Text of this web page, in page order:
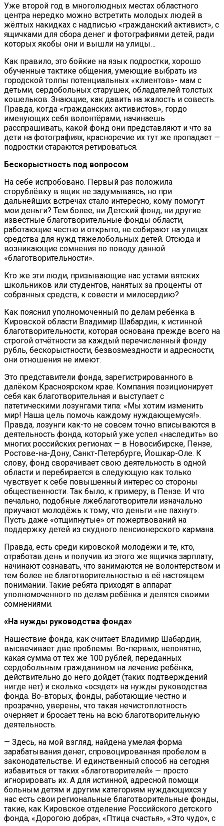
Уже второй год в многолюдных местах областного
центра нередко можно встретить молодых людей в
жёлтых накидках с надписью «гражданский активист», с
ящичками для сбора денег и фотографиями детей, ради
которых якобы они и вышли на улицы…
Как правило, это бойкие на язык подростки, хорошо
обученные тактике общения, умеющие выбрать из
городской толпы потенциальных «клиентов»- мам с
детьми, сердобольных старушек, обладателей толстых
кошельков. Знающие, как давить на жалость и совесть.
Правда, когда «гражданских активистов», гордо
именующих себя волонтёрами, начинаешь
расспрашивать, какой фонд они представляют и что за
дети на фотографиях, красноречие их тут же пропадает —
подростки стараются ретироваться.
Бескорыстность под вопросом
На себе испробовано. Первый раз положила
сторублёвку в ящик не задумываясь, но при
дальнейших встречах стало интересно, кому помогут
мои деньги? Тем более, ни Детский фонд, ни другие
известные благотворительные фонды области,
работающие честно и открыто, не собирают на улицах
средства для нужд тяжелобольных детей. Отсюда и
возникающие сомнения по поводу данной
«благотворительности».
Кто же эти люди, призывающие нас устами вятских
школьников или студентов, нанятых за проценты от
собранных средств, к совести и милосердию?
Как пояснил уполномоченный по делам ребёнка в
Кировской области Владимир Шабардин, к истинной
благотворительности, которая основана прежде всего на
строгой отчётности за каждый перечисленный фонду
рубль, бескорыстности, безвозмездности и адресности,
они отношения не имеют.
Это представители фонда, зарегистрированного в
далёком Красноярском крае. Компания позиционирует
себя как благотворительная и выступает с
патетическими лозунгами типа: «Мы хотим изменить
мир! Наша цель помочь каждому нуждающемуся!».
Правда, лозунги как-то не совсем точно вписываются в
деятельность фонда, который уже успел «наследить» во
многих российских регионах — в Новосибирске, Пензе,
Ростове-на-Дону, Санкт-Петербурге, Йошкар-Оле. К
слову, фонд сворачивает свою деятельность в одной
области и перебирается в следующую как только
чувствует к себе повышенный интерес со стороны
общественности. Так было, к примеру, в Пензе. И что
печально, подобные лжеблаготворители изначально
приучают молодёжь к тому, что деньги «не пахнут».
Пусть даже «отщипнутые» от пожертвований на
поддержку детей из скудного пенсионерского кармана.
Правда, есть среди кировской молодёжи и те, кто,
отработав день и получив из этого же ящичка зарплату,
начинают сознавать, что занимаются не волонтёрством и
тем более не благотворительностью в её настоящем
понимании. Такие ребята приходят в аппарат
уполномоченного по делам ребёнка и делятся своими
сомнениями.
«На нужды руководства фонда»
Нашествие фонда, как считает Владимир Шабардин,
высвечивает две проблемы. Во-первых, непонятно,
какая сумма от тех же 100 рублей, переданных
сердобольным гражданином на лечение ребёнка,
действительно до него дойдёт (таких подтверждений
нигде нет) и сколько «осядет» на нужды руководства
фонда. Во-вторых, фонды, работающие честно и
прозрачно, уверены, что такая нечистоплотность
очерняет и бросает тень на всю благотворительную
деятельность.
— Здесь, на мой взгляд, найдена умелая форма
зарабатывания денег, спровоцированная пробелом в
законодательстве. И единственный способ на сегодня
избавиться от таких «благотворителей» — просто
игнорировать их. А для истинной, адресной помощи
больным детям и другим категориям нуждающихся у
нас есть свои региональные благотворительные фонды,
такие, как Кировское отделение Российского детского
фонда, «Дорогою добра», «Птица счастья», «Это чудо», с